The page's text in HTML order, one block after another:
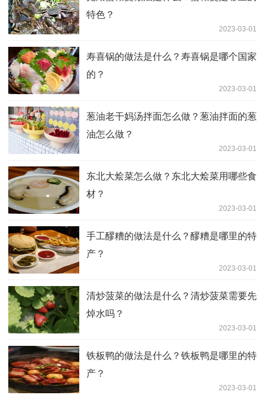
特色？
2023-03-01
寿喜锅的做法是什么？寿喜锅是哪个国家
的？
2023-03-01
葱油老干妈汤拌面怎么做？葱油拌面的葱
油怎么做？
2023-03-01
东北大烩菜怎么做？东北大烩菜用哪些食
材？
2023-03-01
手工醪糟的做法是什么？醪糟是哪里的特
产？
2023-03-01
清炒菠菜的做法是什么？清炒菠菜需要先
焯水吗？
2023-03-01
铁板鸭的做法是什么？铁板鸭是哪里的特
产？
2023-03-01